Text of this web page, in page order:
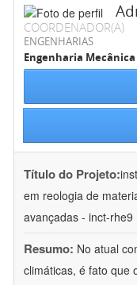
COORDENADOR(A)
ENGENHARIAS
Engenharia Mecânica
Título do Projeto:
em reologia de
avançadas - inct-rhe9
Resumo: No atual
climáticas, é fato que